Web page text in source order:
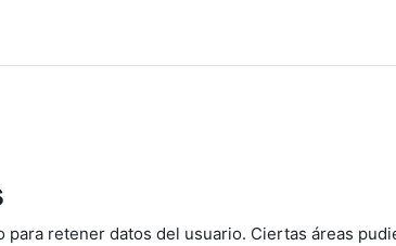
retener datos del usuario. Ciertas áreas